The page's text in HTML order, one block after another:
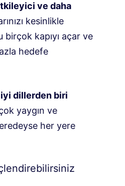
ve daha
kesinlikle
kapıyı açar ve
hedefe
dillerden biri
yaygın ve
her yere